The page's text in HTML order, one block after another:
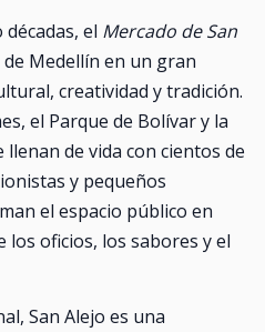
el Mercado de San
Medellín en un gran
creatividad y tradición.
el Parque de Bolívar y la
llenan de vida con cientos de
y pequeños
el espacio público en
los oficios, los sabores y el
San Alejo es una